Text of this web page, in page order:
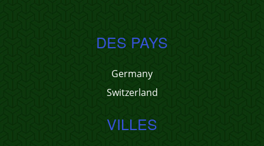
DES PAYS
Germany
Switzerland
VILLES